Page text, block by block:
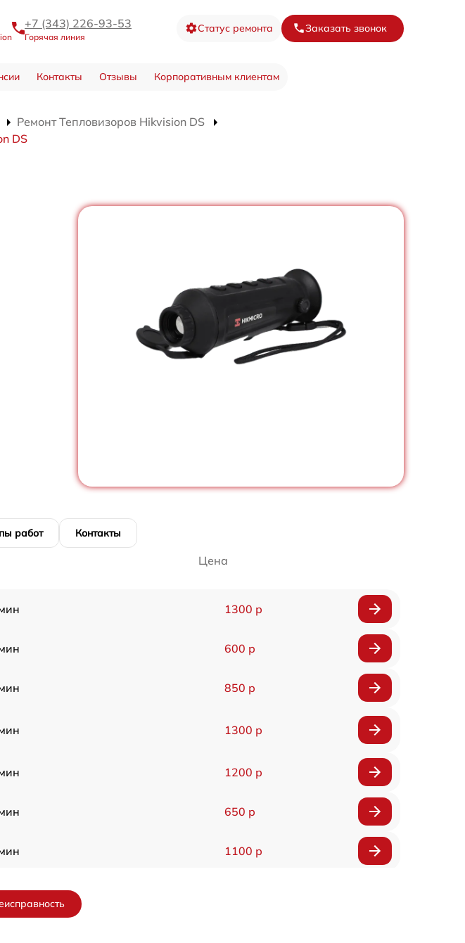
+7 (343) 226-93-53
Горячая линия
Статус ремонта Заказать звонок
Контакты Отзывы Корпоративным клиентам
Ремонт Тепловизоров Hikvision DS
DS
работ Контакты
Цена
1300 р
600 р
850 р
1300 р
1200 р
650 р
1100 р